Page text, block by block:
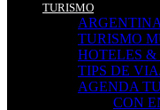
TURISMO
ARGENTINA
TURISMO
HOTELES
TIPS DE
AGENDA
CON